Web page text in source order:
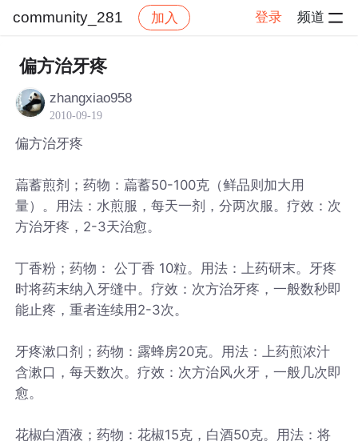
community_281 加入 登录 频道
社区 community_281
偏方治牙疼
zhangxiao958
2010-09-19
偏方治牙疼
萹蓄煎剂；药物：萹蓄50-100克（鲜品则加大用
量）。用法：水煎服，每天一剂，分两次服。疗效：次
方治牙疼，2-3天治愈。
丁香粉；药物： 公丁香 10粒。用法：上药研末。牙疼
时将药末纳入牙缝中。疗效：次方治牙疼，一般数秒即
能止疼，重者连续用2-3次。
牙疼漱口剂；药物：露蜂房20克。用法：上药煎浓汁
含漱口，每天数次。疗效：次方治风火牙，一般几次即
愈。
花椒白酒液；药物：花椒15克，白酒50克。用法：将